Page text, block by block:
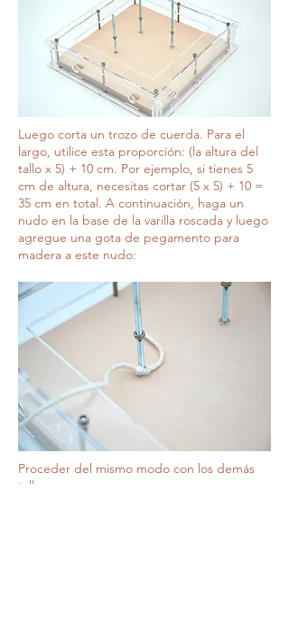
Luego corta un trozo de cuerda. Para el
largo, utilice esta proporción: (la altura del
tallo x 5) + 10 cm. Por ejemplo, si tienes 5
cm de altura, necesitas cortar (5 x 5) + 10 =
35 cm en total. A continuación, haga un
nudo en la base de la varilla roscada y luego
agregue una gota de pegamento para
madera a este nudo:
Proceder del mismo modo con los demás
tallos.